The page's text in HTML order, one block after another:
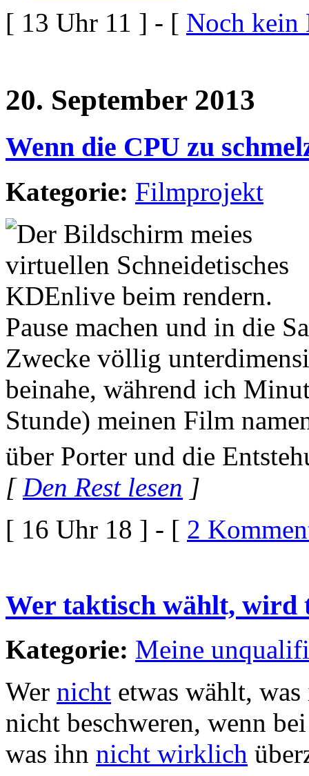
[ 13 Uhr 11 ] - [ Noch kein
20. September 2013
Wenn die CPU zu
Kategorie: Filmprojekt
Pause machen und in die
Zwecke völlig
beinahe, während ich
Stunde) meinen Film
über Porter und die
[Den Rest lesen ]
[ 16 Uhr 18 ] - [ 2
Wer taktisch wählt, wird
Kategorie: Meine
Wer nicht etwas wählt,
nicht beschweren, wenn
was ihn nicht wirklich